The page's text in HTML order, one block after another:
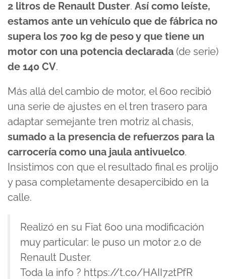
2 litros de Renault Duster. Así como leíste,
estamos ante un vehículo que de fábrica no
supera los 700 kg de peso y que tiene un
motor con una potencia declarada (de serie)
de 140 CV.
Más allá del cambio de motor, el 600 recibió
una serie de ajustes en el tren trasero para
adaptar semejante tren motriz al chasis,
sumado a la presencia de refuerzos para la
carrocería como una jaula antivuelco.
Insistimos con que el resultado final es prolijo
y pasa completamente desapercibido en la
calle.
Realizó en su Fiat 600 una modificación
muy particular: le puso un motor 2.0 de
Renault Duster.
Toda la info ? https://t.co/HAII72tPfR